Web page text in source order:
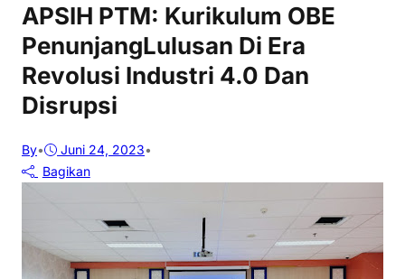
APSIH PTM: Kurikulum OBE
PenunjangLulusan Di Era
Revolusi Industri 4.0 Dan
Disrupsi
By• Juni 24, 2023•
Bagikan